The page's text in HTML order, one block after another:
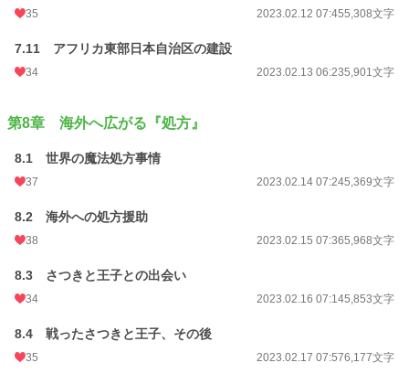
35 2023.02.12 07:455,308文字
7.11 アフリカ東部日本自治区の建設
34 2023.02.13 06:235,901文字
第8章 海外へ広がる『処方』
8.1 世界の魔法処方事情
37 2023.02.14 07:245,369文字
8.2 海外への処方援助
38 2023.02.15 07:365,968文字
8.3 さつきと王子との出会い
34 2023.02.16 07:145,853文字
8.4 戦ったさつきと王子、その後
35 2023.02.17 07:576,177文字